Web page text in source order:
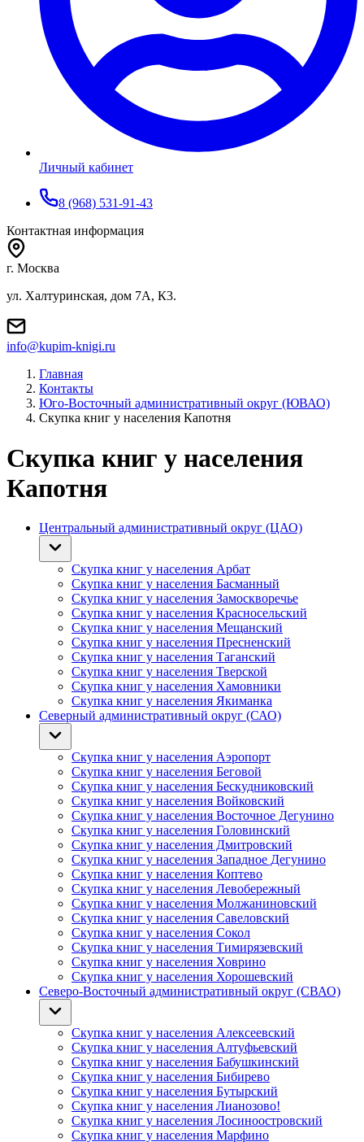
Личный кабинет
8 (968) 531-91-43
Контактная информация
г. Москва
ул. Халтуринская, дом 7А, К3.
info@kupim-knigi.ru
Главная
Контакты
Юго-Восточный административный округ (ЮВАО)
Скупка книг у населения Капотня
Скупка книг у населения
Капотня
Центральный административный округ (ЦАО)
Скупка книг у населения Арбат
Скупка книг у населения Басманный
Скупка книг у населения Замоскворечье
Скупка книг у населения Красносельский
Скупка книг у населения Мещанский
Скупка книг у населения Пресненский
Скупка книг у населения Таганский
Скупка книг у населения Тверской
Скупка книг у населения Хамовники
Скупка книг у населения Якиманка
Северный административный округ (САО)
Скупка книг у населения Аэропорт
Скупка книг у населения Беговой
Скупка книг у населения Бескудниковский
Скупка книг у населения Войковский
Скупка книг у населения Восточное Дегунино
Скупка книг у населения Головинский
Скупка книг у населения Дмитровский
Скупка книг у населения Западное Дегунино
Скупка книг у населения Коптево
Скупка книг у населения Левобережный
Скупка книг у населения Молжаниновский
Скупка книг у населения Савеловский
Скупка книг у населения Сокол
Скупка книг у населения Тимирязевский
Скупка книг у населения Ховрино
Скупка книг у населения Хорошевский
Северо-Восточный административный округ (СВАО)
Скупка книг у населения Алексеевский
Скупка книг у населения Алтуфьевский
Скупка книг у населения Бабушкинский
Скупка книг у населения Бибирево
Скупка книг у населения Бутырский
Скупка книг у населения Лианозово!
Скупка книг у населения Лосиноостровский
Скупка книг у населения Марфино